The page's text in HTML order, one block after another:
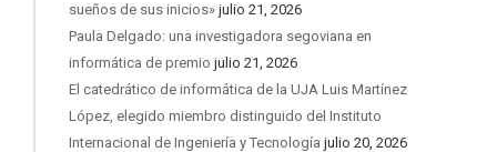
sueños de sus inicios» julio 21, 2026
Paula Delgado: una investigadora segoviana en
informática de premio julio 21, 2026
El catedrático de informática de la UJA Luis Martínez
López, elegido miembro distinguido del Instituto
Internacional de Ingeniería y Tecnología julio 20, 2026